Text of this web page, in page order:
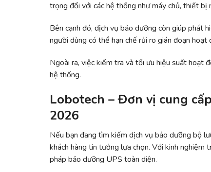
trọng đối với các hệ thống như máy chủ, thiết bị
Bên cạnh đó, dịch vụ bảo dưỡng còn giúp phát
người dùng có thể hạn chế rủi ro gián đoạn
Ngoài ra, việc kiểm tra và tối ưu hiệu suất hoạt
hệ thống.
Lobotech – Đơn vị cung
2026
Nếu bạn đang tìm kiếm dịch vụ bảo dưỡng bộ
khách hàng tin tưởng lựa chọn. Với kinh
pháp bảo dưỡng UPS toàn diện.